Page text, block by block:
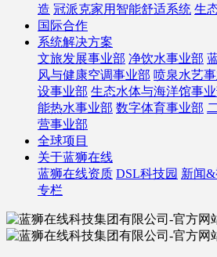
造 冠派克家用智能舒适系统 生
国际合作
系统解决方案
文旅发展事业部 净饮水事业部
风与健康空调事业部 喷泉水艺
设事业部 生态水体与海洋馆事
能热水事业部 数字体育事业部
营事业部
全球项目
关于蓝狮在线
蓝狮在线资质 DSL科技园 新闻
专栏